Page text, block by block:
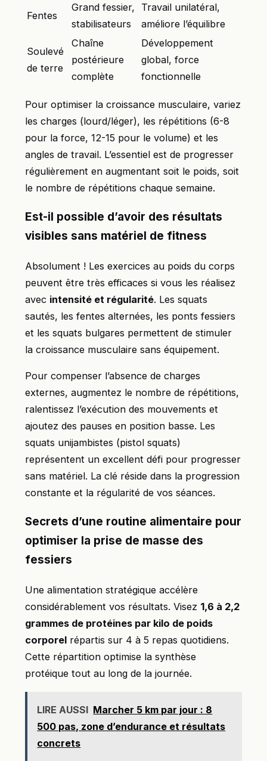
Fentes
Grand fessier,
stabilisateurs
Travail unilatéral,
améliore l’équilibre
Soulevé
de terre
Chaîne
postérieure
complète
Développement
global, force
fonctionnelle
Pour optimiser la croissance musculaire, variez
les charges (lourd/léger), les répétitions (6-8
pour la force, 12-15 pour le volume) et les
angles de travail. L’essentiel est de progresser
régulièrement en augmentant soit le poids, soit
le nombre de répétitions chaque semaine.
Est-il possible d’avoir des résultats
visibles sans matériel de fitness
Absolument ! Les exercices au poids du corps
peuvent être très efficaces si vous les réalisez
avec intensité et régularité. Les squats
sautés, les fentes alternées, les ponts fessiers
et les squats bulgares permettent de stimuler
la croissance musculaire sans équipement.
Pour compenser l’absence de charges
externes, augmentez le nombre de répétitions,
ralentissez l’exécution des mouvements et
ajoutez des pauses en position basse. Les
squats unijambistes (pistol squats)
représentent un excellent défi pour progresser
sans matériel. La clé réside dans la progression
constante et la régularité de vos séances.
Secrets d’une routine alimentaire pour
optimiser la prise de masse des
fessiers
Une alimentation stratégique accélère
considérablement vos résultats. Visez 1,6 à 2,2
grammes de protéines par kilo de poids
corporel répartis sur 4 à 5 repas quotidiens.
Cette répartition optimise la synthèse
protéique tout au long de la journée.
LIRE AUSSI Marcher 5 km par jour : 8
500 pas, zone d’endurance et résultats
concrets